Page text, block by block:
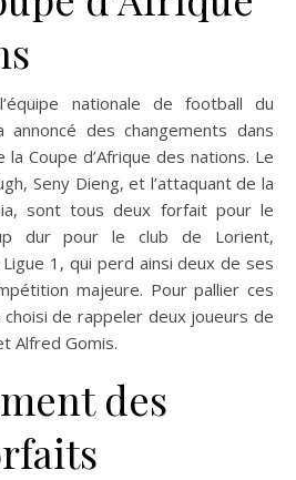
annoncé des changements dans
la Coupe d’Afrique des nations. Le
Seny Dieng, et l’attaquant de la
sont tous deux forfait pour le
dur pour le club de Lorient,
1, qui perd ainsi deux de ses
majeure. Pour pallier ces
choisi de rappeler deux joueurs de
Alfred Gomis.
des